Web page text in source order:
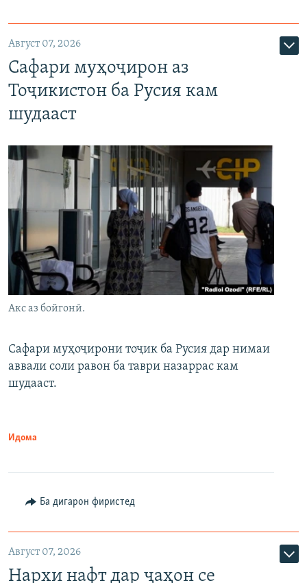
Август 07, 2026
Сафари муҳоҷирон аз
Тоҷикистон ба Русия кам
шудааст
Акс аз бойгонӣ.
Сафари муҳоҷирони тоҷик ба Русия дар нимаи
аввали соли равон ба таври назаррас кам
шудааст.
Идома
Ба дигарон фиристед
Август 07, 2026
Нархи нафт дар ҷаҳон се